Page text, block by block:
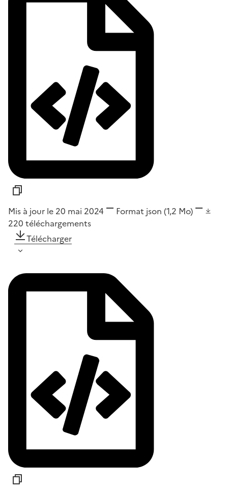
Mis à jour le 20 mai 2024 Format json (1,2 Mo)
220 téléchargements
Télécharger